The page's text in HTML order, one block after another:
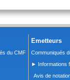
du CMF
Emetteurs
Communiqués
► Informations
Avis de